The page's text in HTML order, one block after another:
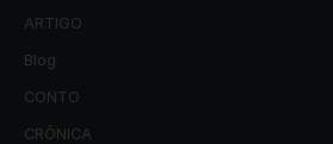
ARTIGO
Blog
CONTO
CRÔNICA